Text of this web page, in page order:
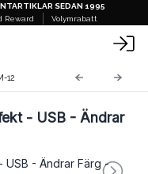
SEDAN 1995
Reward Volymrabatt
12
- USB - Ändrar